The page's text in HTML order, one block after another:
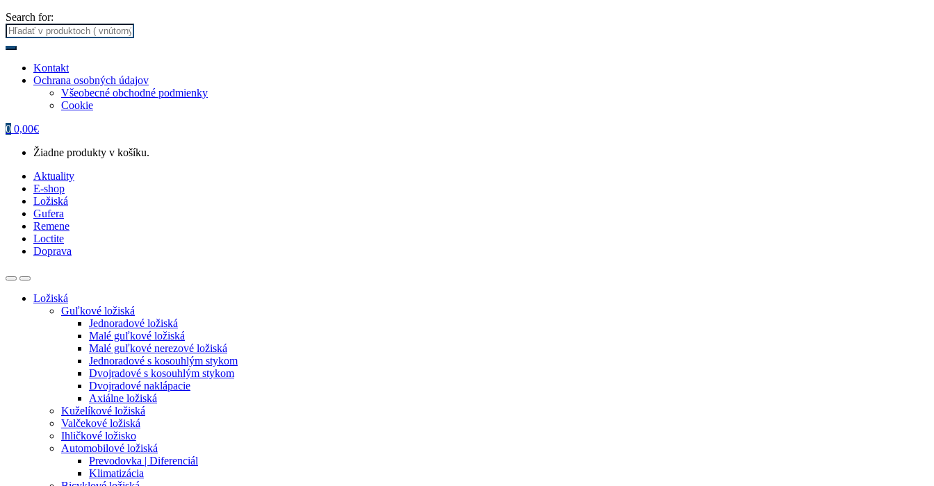
Search for:
Kontakt
Ochrana osobných údajov
Všeobecné obchodné podmienky
Cookie
0 0,00€
Žiadne produkty v košíku.
Aktuality
E-shop
Ložiská
Gufera
Remene
Loctite
Doprava
Ložiská
Guľkové ložiská
Jednoradové ložiská
Malé guľkové ložiská
Malé guľkové nerezové ložiská
Jednoradové s kosouhlým stykom
Dvojradové s kosouhlým stykom
Dvojradové naklápacie
Axiálne ložiská
Kuželíkové ložiská
Valčekové ložiská
Ihličkové ložisko
Automobilové ložiská
Prevodovka | Diferenciál
Klimatizácia